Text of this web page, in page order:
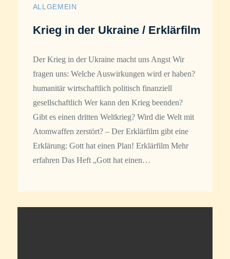
ALLGEMEIN
Krieg in der Ukraine / Erklärfilm
Der Krieg in der Ukraine macht uns Angst Wir
fragen uns: Welche Auswirkungen wird er haben?
humanitär wirtschaftlich politisch finanziell
gesellschaftlich Wer kann den Krieg beenden?
Gibt es einen dritten Weltkrieg? Wird die Welt mit
Atomwaffen zerstört? – Der Erklärfilm gibt eine
Erklärung: Gott hat einen Plan! Erklärfilm Mehr
erfahren Das Heft „Gott hat einen…